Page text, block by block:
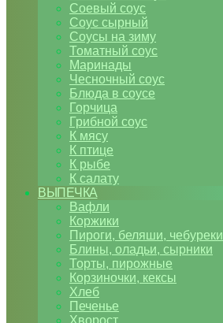
Соевый соус
Соус сырный
Соусы на зиму
Томатный соус
Маринады
Чесночный соус
Блюда в соусе
Горчица
Грибной соус
К мясу
К птице
К рыбе
К салату
ВЫПЕЧКА
Вафли
Коржики
Пироги, беляши, чебуреки
Блины, оладьи, сырники
Торты, пирожные
Корзиночки, кексы
Хлеб
Печенье
Хворост